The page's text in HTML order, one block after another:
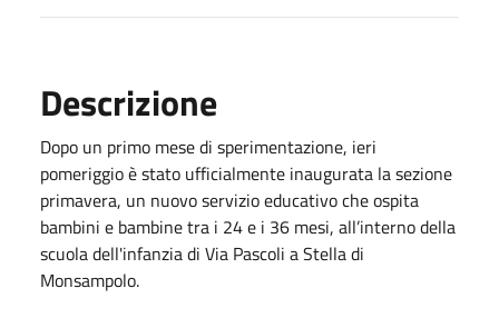
Descrizione
Dopo un primo mese di sperimentazione, ieri
pomeriggio è stato ufficialmente inaugurata la sezione
primavera, un nuovo servizio educativo che ospita
bambini e bambine tra i 24 e i 36 mesi, all’interno della
scuola dell'infanzia di Via Pascoli a Stella di
Monsampolo.